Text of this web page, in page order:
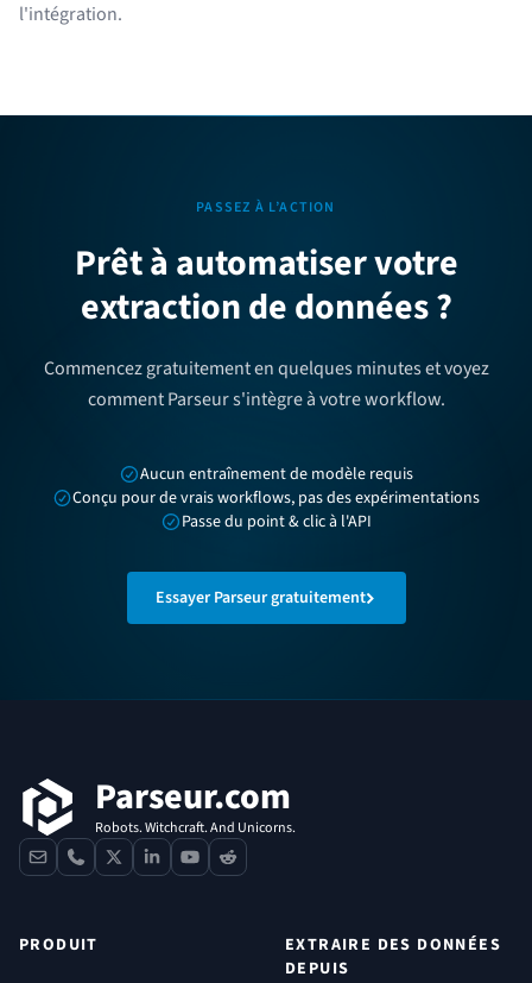
l'intégration.
PASSEZ À L’ACTION
Prêt à automatiser votre
extraction de données ?
Commencez gratuitement en quelques minutes et voyez
comment Parseur s'intègre à votre workflow.
Aucun entraînement de modèle requis
Conçu pour de vrais workflows, pas des expérimentations
Passe du point & clic à l'API
Essayer Parseur gratuitement
Parseur.com
Robots. Witchcraft. And Unicorns.
contactphone
x linkedinyoutube
reddit
PRODUIT
EXTRAIRE DES DONNÉES
DEPUIS